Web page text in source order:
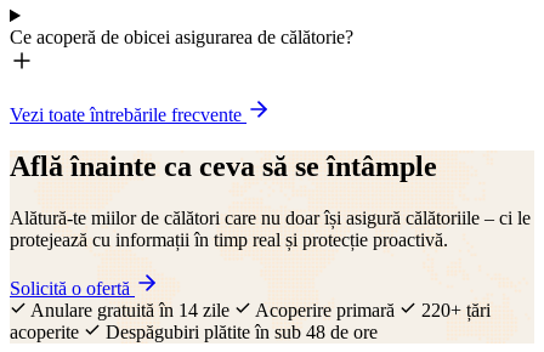
Ce acoperă de obicei asigurarea de călătorie?
Vezi toate întrebările frecvente
Află înainte ca ceva să se întâmple
Alătură-te miilor de călători care nu doar își asigură călătoriile – ci le
protejează cu informații în timp real și protecție proactivă.
Solicită o ofertă
Anulare gratuită în 14 zile
Acoperire primară
220+ țări
acoperite
Despăgubiri plătite în sub 48 de ore